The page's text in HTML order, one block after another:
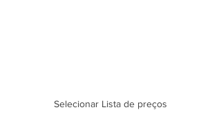
Selecionar Lista de preços